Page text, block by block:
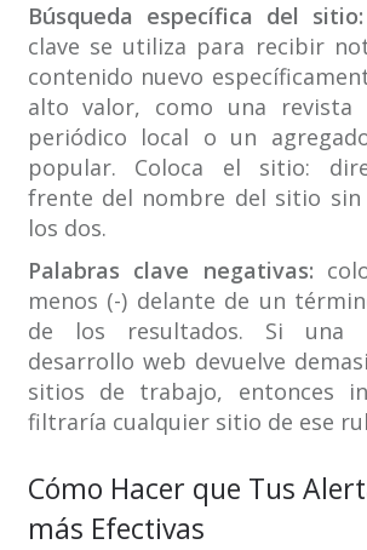
Búsqueda específica del sitio:
clave se utiliza para recibir
contenido nuevo
alto valor, como una revista
periódico local o un
popular. Coloca el sitio:
frente del nombre del sitio sin
los dos.
Palabras clave negativas:
menos (-) delante de un
de los resultados. Si una
desarrollo web devuelve
sitios de trabajo, entonces
filtraría cualquier sitio de ese
Cómo Hacer que Tus
más Efectivas